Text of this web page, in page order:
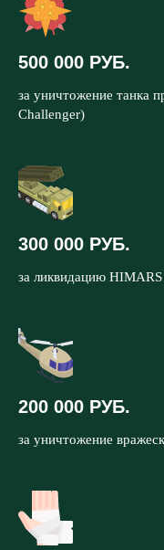
500 000 РУБ.
за уничтожение танка
Challenger)
300 000 РУБ.
за ликвидацию
200 000 РУБ.
за уничтожение